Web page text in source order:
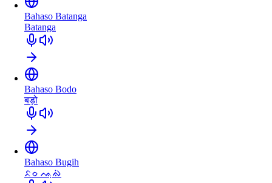
Bahaso Batanga
Batanga
Bahaso Bodo
बड़ो
Bahaso Bugih
ᨅᨔ ᨕᨘᨁᨗ